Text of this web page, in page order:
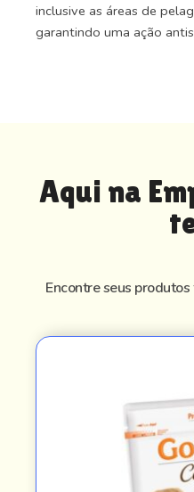
inclusive as áreas de
garantindo uma ação
Aqui na
Encontre seus